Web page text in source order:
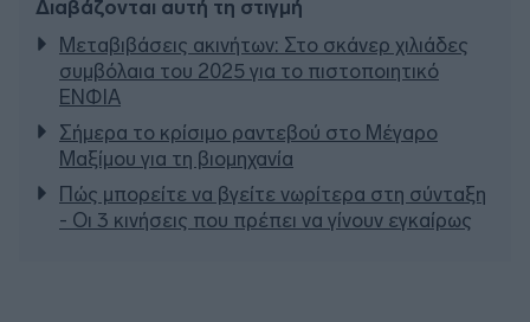
Διαβάζονται αυτή τη στιγμή
Μεταβιβάσεις ακινήτων: Στο σκάνερ χιλιάδες
συμβόλαια του 2025 για το πιστοποιητικό
ΕΝΦΙΑ
Σήμερα το κρίσιμο ραντεβού στο Μέγαρο
Μαξίμου για τη βιομηχανία
Πώς μπορείτε να βγείτε νωρίτερα στη σύνταξη
- Οι 3 κινήσεις που πρέπει να γίνουν εγκαίρως